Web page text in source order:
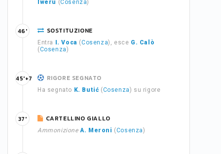
Iweru (Cosenza)
SOSTITUZIONE
Entra I. Voca (Cosenza), esce G. Calò
(Cosenza)
46'
RIGORE SEGNATO
Ha segnato K. Butić (Cosenza) su rigore
45'+7
CARTELLINO GIALLO
Ammonizione A. Meroni (Cosenza)
37'